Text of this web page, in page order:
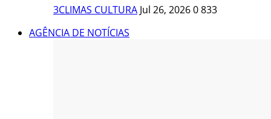
3CLIMAS CULTURA Jul 26, 20260833
AGÊNCIA DE NOTÍCIAS